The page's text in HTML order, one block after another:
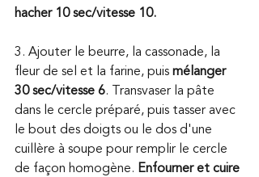
hacher 10 sec/vitesse 10.
3. Ajouter le beurre, la cassonade, la
fleur de sel et la farine, puis mélanger
30 sec/vitesse 6. Transvaser la pâte
dans le cercle préparé, puis tasser avec
le bout des doigts ou le dos d'une
cuillère à soupe pour remplir le cercle
de façon homogène. Enfourner et cuire